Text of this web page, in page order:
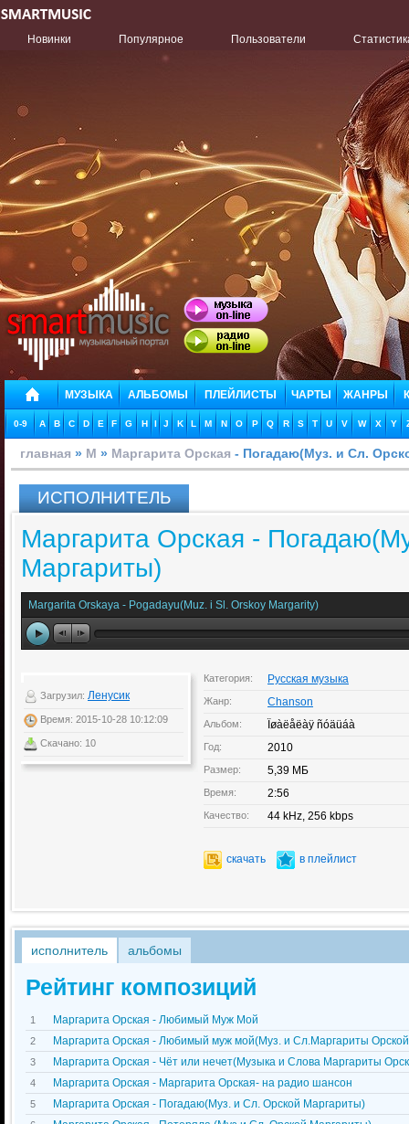
Новинки Популярное Пользователи
МУЗЫКА АЛЬБОМЫ ПЛЕЙЛИСТЫ ЧАРТЫ ЖАНРЫ
0-9 A B C D E F G H I J K L M N O P Q R S T U V W X Y
главная » М » Маргарита Орская - Погадаю(Муз. и Сл.
ИСПОЛНИТЕЛЬ
Маргарита Орская -
Маргариты)
Margarita Orskaya - Pogadayu(Muz. i Sl. Orskoy Margarity)
Загрузил: Ленусик
Время: 2015-10-28 10:12:09
Скачано: 10
Категория: Русская музыка
Жанр: Chanson
Альбом: Îøàëåëàÿ ñóäüáà
Год: 2010
Размер: 5,39 МБ
Время: 2:56
Качество: 44 kHz, 256 kbps
скачать в плейлист
исполнитель альбомы
Рейтинг композиций
1 Маргарита Орская - Любимый Муж Мой
2 Маргарита Орская - Любимый муж мой(Муз. и Сл.Маргариты
3 Маргарита Орская - Чёт или нечет(Музыка и Слова Маргариты
4 Маргарита Орская - Маргарита Орская- на радио шансон
5 Маргарита Орская - Погадаю(Муз. и Сл. Орской Маргариты)